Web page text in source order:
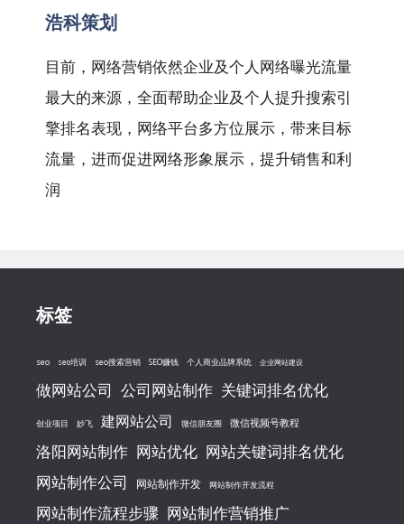
浩科策划
目前，网络营销依然企业及个人网络曝光流量
最大的来源，全面帮助企业及个人提升搜索引
擎排名表现，网络平台多方位展示，带来目标
流量，进而促进网络形象展示，提升销售和利
润
标签
seo seo培训 seo搜索营销 SEO赚钱 个人商业品牌系统 企业网站建设
做网站公司 公司网站制作 关键词排名优化
创业项目 妙飞 建网站公司 微信朋友圈 微信视频号教程
洛阳网站制作 网站优化 网站关键词排名优化
网站制作公司
网站制作开发 网站制作开发流程
网站制作流程步骤 网站制作营销推广